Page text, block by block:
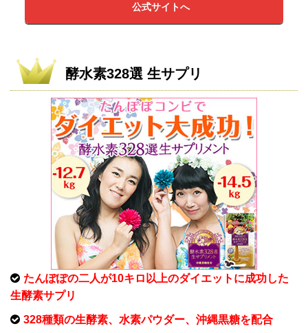
公式サイトへ
酵水素328選 生サプリ
たんぽぽの二人が10キロ以上のダイエットに成功した
生酵素サプリ
328種類の生酵素、水素パウダー、沖縄黒糖を配合